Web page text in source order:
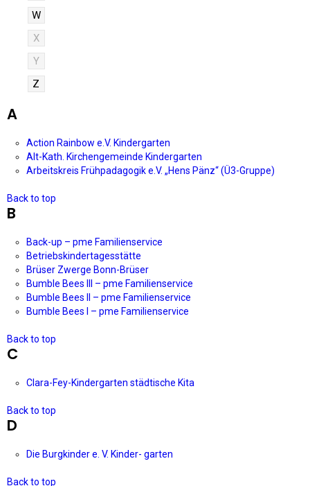
W
X
Y
Z
A
Action Rainbow e.V. Kindergarten
Alt-Kath. Kirchengemeinde Kindergarten
Arbeitskreis Frühpadagogik e.V. „Hens Pänz“ (Ü3-Gruppe)
Back to top
B
Back-up – pme Familienservice
Betriebskindertagesstätte
Brüser Zwerge Bonn-Brüser
Bumble Bees III – pme Familienservice
Bumble Bees II – pme Familienservice
Bumble Bees I – pme Familienservice
Back to top
C
Clara-Fey-Kindergarten städtische Kita
Back to top
D
Die Burgkinder e. V. Kinder- garten
Back to top